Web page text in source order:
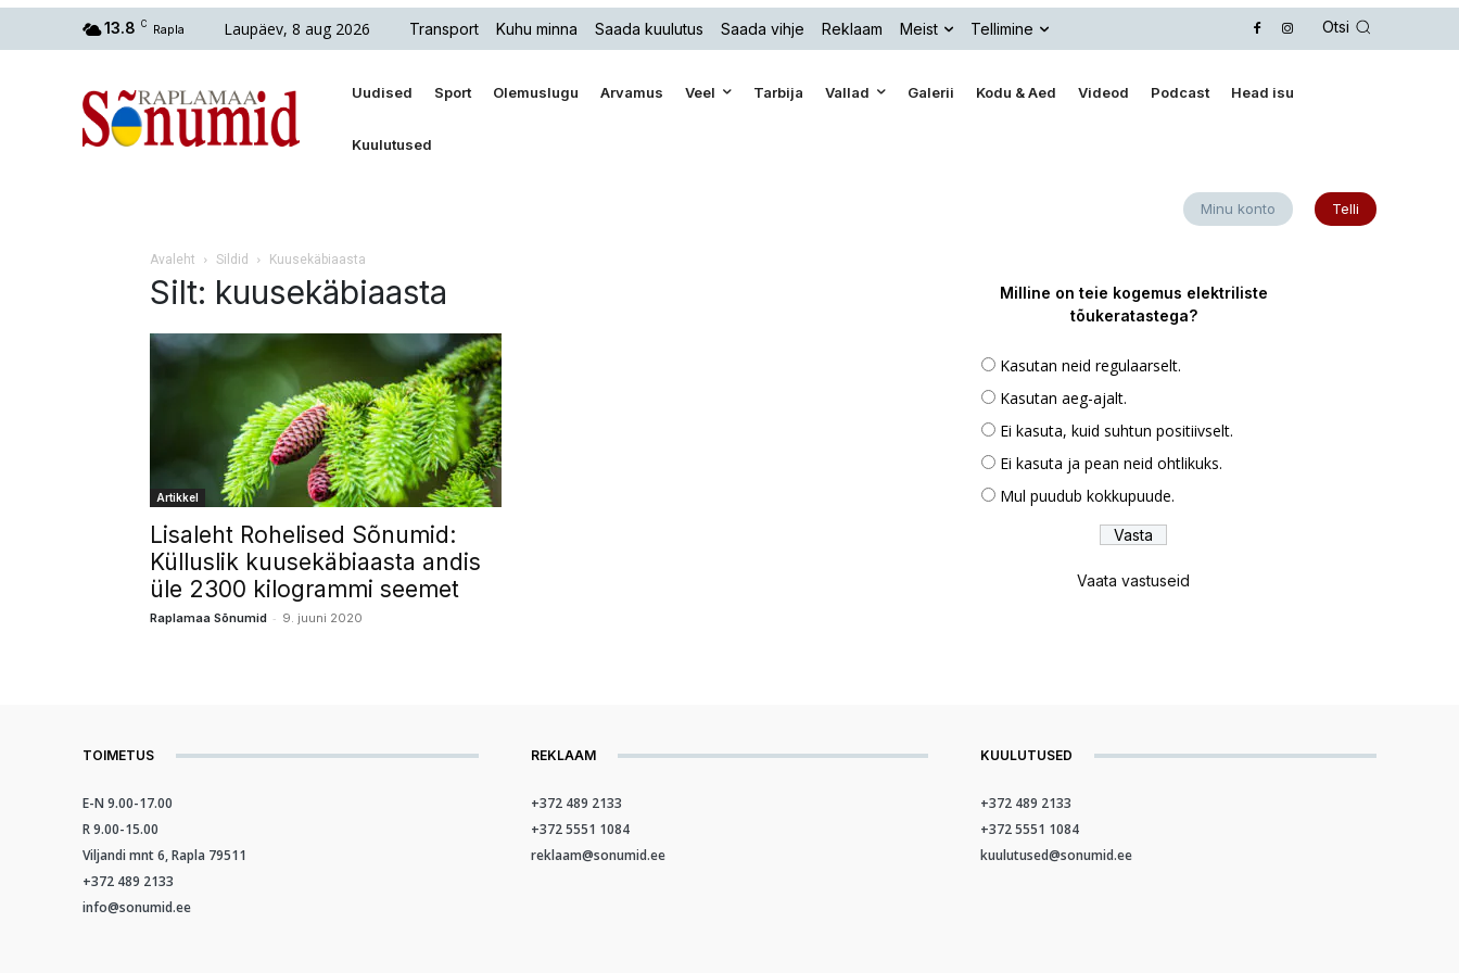
13.8 C Rapla Laupäev, 8 aug 2026 Transport Kuhu minna Saada kuulutus Saada vihje Reklaam Meist Tellimine Otsi
Uudised Sport Olemuslugu Arvamus Veel Tarbija Vallad Galerii Kodu & Aed Videod Podcast Head isu
Kuulutused
Minu konto Telli
Avaleht Sildid Kuusekäbiaasta
Silt: kuusekäbiaasta
Artikkel
Lisaleht Rohelised Sõnumid:
Külluslik kuusekäbiaasta andis
üle 2300 kilogrammi seemet
Raplamaa Sõnumid - 9. juuni 2020
Milline on teie kogemus elektriliste
tõukeratastega?
Kasutan neid regulaarselt.
Kasutan aeg-ajalt.
Ei kasuta, kuid suhtun positiivselt.
Ei kasuta ja pean neid ohtlikuks.
Mul puudub kokkupuude.
Vaata vastuseid
TOIMETUS
E-N 9.00-17.00
R 9.00-15.00
Viljandi mnt 6, Rapla 79511
+372 489 2133
info@sonumid.ee
REKLAAM
+372 489 2133
+372 5551 1084
reklaam@sonumid.ee
KUULUTUSED
+372 489 2133
+372 5551 1084
kuulutused@sonumid.ee